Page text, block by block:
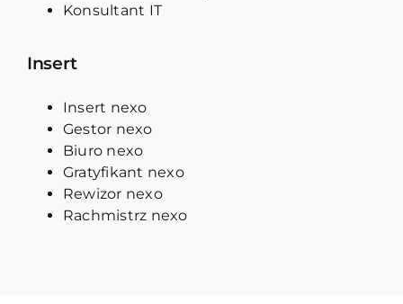
Konsultant IT
Insert
Insert nexo
Gestor nexo
Biuro nexo
Gratyfikant nexo
Rewizor nexo
Rachmistrz nexo